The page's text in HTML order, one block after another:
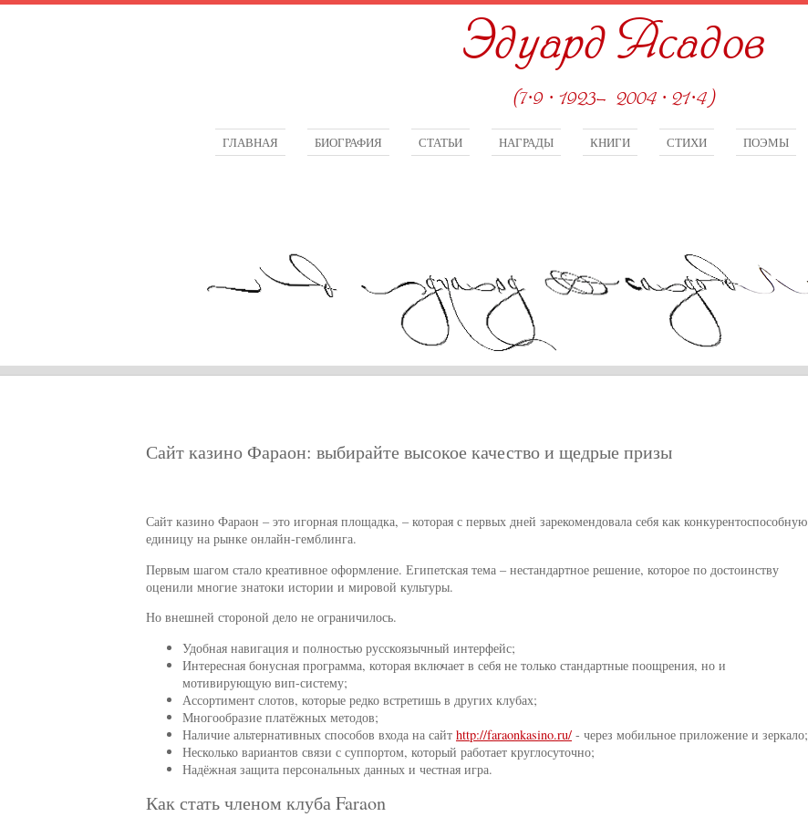
Эдуард Асадов
(7·9 · 1923—2004 · 21·4)
ГЛАВНАЯ БИОГРАФИЯ СТАТЬИ НАГРАДЫ КНИГИ СТИХИ ПОЭМЫ
Сайт казино Фараон: выбирайте высокое качество и щедрые призы
Сайт казино Фараон – это игорная площадка, – которая с первых дней зарекомендовала себя как конкурентоспособную
единицу на рынке онлайн-гемблинга.
Первым шагом стало креативное оформление. Египетская тема – нестандартное решение, которое по достоинству
оценили многие знатоки истории и мировой культуры.
Но внешней стороной дело не ограничилось.
Удобная навигация и полностью русскоязычный интерфейс;
Интересная бонусная программа, которая включает в себя не только стандартные поощрения, но и
мотивирующую вип-систему;
Ассортимент слотов, которые редко встретишь в других клубах;
Многообразие платёжных методов;
Наличие альтернативных способов входа на сайт http://faraonkasino.ru/ - через мобильное приложение и зеркало;
Несколько вариантов связи с суппортом, который работает круглосуточно;
Надёжная защита персональных данных и честная игра.
Как стать членом клуба Faraon